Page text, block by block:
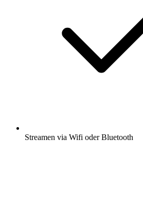
Streamen via Wifi oder Bluetooth